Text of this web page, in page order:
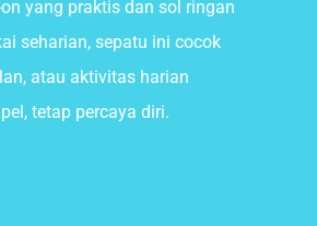
yang praktis dan sol ringan
seharian, sepatu ini cocok
atau aktivitas harian
tetap percaya diri.